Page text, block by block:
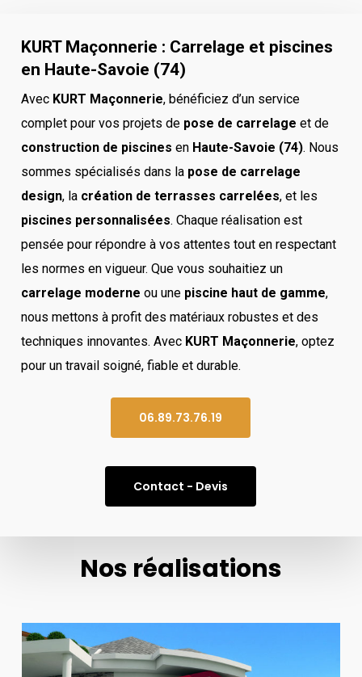
KURT Maçonnerie : Carrelage et piscines
en Haute-Savoie (74)
Avec KURT Maçonnerie, bénéficiez d’un service
complet pour vos projets de pose de carrelage et de
construction de piscines en Haute-Savoie (74). Nous
sommes spécialisés dans la pose de carrelage
design, la création de terrasses carrelées, et les
piscines personnalisées. Chaque réalisation est
pensée pour répondre à vos attentes tout en respectant
les normes en vigueur. Que vous souhaitiez un
carrelage moderne ou une piscine haut de gamme,
nous mettons à profit des matériaux robustes et des
techniques innovantes. Avec KURT Maçonnerie, optez
pour un travail soigné, fiable et durable.
06.89.73.76.19
Contact - Devis
Nos réalisations